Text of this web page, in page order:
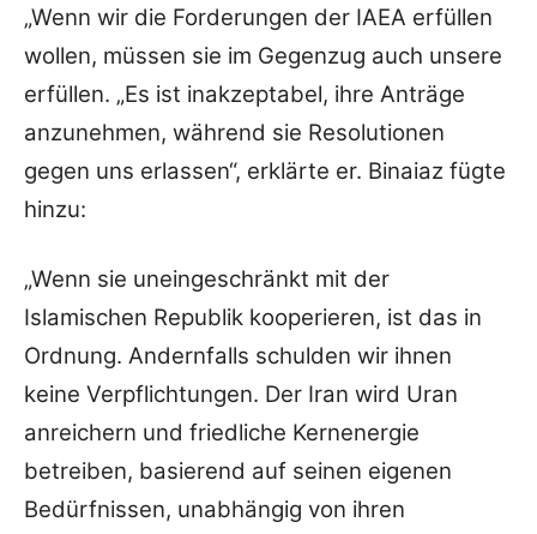
„Wenn wir die Forderungen der IAEA erfüllen
wollen, müssen sie im Gegenzug auch unsere
erfüllen. „Es ist inakzeptabel, ihre Anträge
anzunehmen, während sie Resolutionen
gegen uns erlassen“, erklärte er. Binaiaz fügte
hinzu:
„Wenn sie uneingeschränkt mit der
Islamischen Republik kooperieren, ist das in
Ordnung. Andernfalls schulden wir ihnen
keine Verpflichtungen. Der Iran wird Uran
anreichern und friedliche Kernenergie
betreiben, basierend auf seinen eigenen
Bedürfnissen, unabhängig von ihren